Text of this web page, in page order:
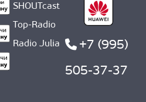
SHOUTcast
Top-Radio
Radio Julia
+7 (995)
505-37-37